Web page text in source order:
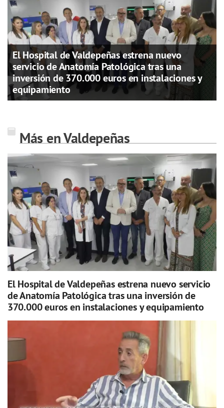
El Hospital de Valdepeñas estrena nuevo
servicio de Anatomía Patológica tras una
inversión de 370.000 euros en instalaciones y
equipamiento
Más en Valdepeñas
El Hospital de Valdepeñas estrena nuevo servicio
de Anatomía Patológica tras una inversión de
370.000 euros en instalaciones y equipamiento